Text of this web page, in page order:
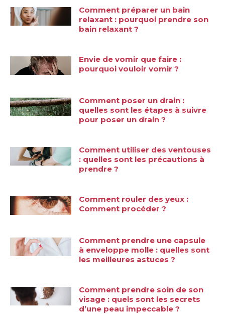
Comment préparer un bain
relaxant : pourquoi prendre son
bain relaxant ?
Envie de vomir que faire :
pourquoi vouloir vomir ?
Comment poser un drain :
quelles sont les étapes à suivre
pour poser un drain ?
Comment utiliser des ventouses
: quelles sont les précautions à
prendre ?
Comment rouler des yeux :
Comment procéder ?
Comment prendre une capsule
à enveloppe molle : quelles sont
les meilleures astuces ?
Comment prendre soin de son
visage : quels sont les secrets
d’une peau impeccable ?